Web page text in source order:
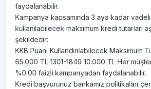
faydalanabilir.
Kampanya kapsamında 3 aya kadar
kullanılabilecek maksimum kredi tutarları
şekildedir:
KKB Puanı Kullandırılabilecek Maksimum
65.000 TL 1301-1849 10.000 TL Her
%0.00 faizli kampanyadan faydalanabilir.
Kredi başvurunuz bankamız politikaları